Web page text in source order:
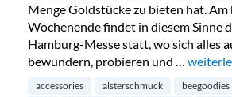
Menge Goldstücke zu bieten hat. Am
Wochenende findet in diesem Sinne
Hamburg-Messe statt, wo sich alles
bewundern, probieren und … „Made
accessories alsterschmuck beegoodies